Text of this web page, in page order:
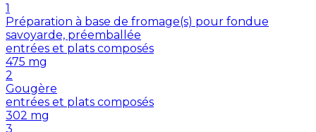
1
Préparation à base de fromage(s) pour fondue
savoyarde, préemballée
entrées et plats composés
475 mg
2
Gougère
entrées et plats composés
302 mg
3